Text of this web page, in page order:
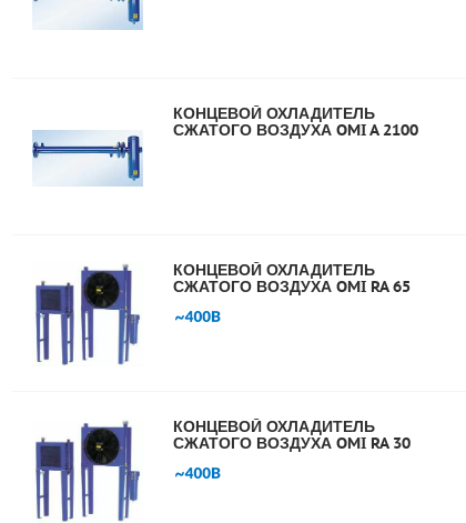
КОНЦЕВОЙ ОХЛАДИТЕЛЬ
СЖАТОГО ВОЗДУХА OMI A 2100
КОНЦЕВОЙ ОХЛАДИТЕЛЬ
СЖАТОГО ВОЗДУХА OMI RA 65
КОНЦЕВОЙ ОХЛАДИТЕЛЬ
СЖАТОГО ВОЗДУХА OMI RA 30